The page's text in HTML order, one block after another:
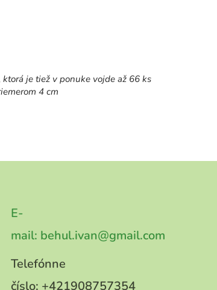
je tiež v ponuke vojde až 66 ks
4 cm
E-
mail: behul.ivan@gmail.com
Telefónne
číslo: +421908757354